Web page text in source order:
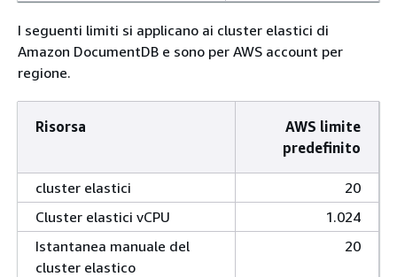
I seguenti limiti si applicano ai cluster elastici di
Amazon DocumentDB e sono per AWS account per
regione.
Risorsa
AWS limite
predefinito
cluster elastici
20
Cluster elastici vCPU
1.024
Istantanea manuale del
cluster elastico
20